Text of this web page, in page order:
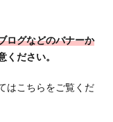
ログなどのバナーか
ださい。
はこちらをご覧くだ